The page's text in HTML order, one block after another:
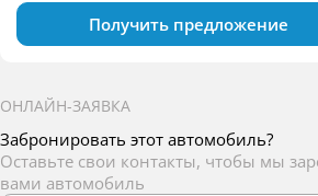
Получить предложение
ОНЛАЙН-ЗАЯВКА
Забронировать этот автомобиль?
Оставьте свои контакты, чтобы мы
вами автомобиль